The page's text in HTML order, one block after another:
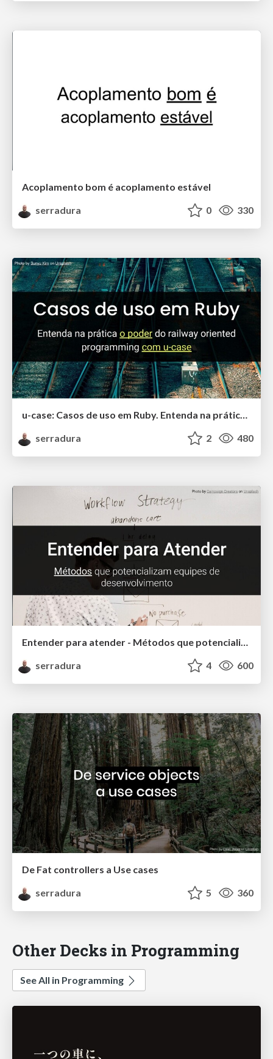
Acoplamento bom é acoplamento estável
serradura
0 330
serradura
2 480
Entender para atender - Métodos que potencializam equipes de desenvolvimento de software
serradura
4 600
De Fat controllers a Use cases
serradura
5 360
Other Decks in Programming
See All in Programming